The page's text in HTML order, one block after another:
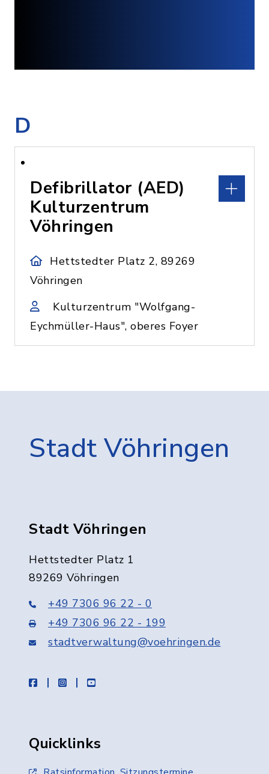
D
Defibrillator (AED)
Kulturzentrum
Vöhringen
Hettstedter Platz 2, 89269
Vöhringen
Kulturzentrum "Wolfgang-
Eychmüller-Haus", oberes Foyer
Stadt Vöhringen
Stadt Vöhringen
Hettstedter Platz 1
89269 Vöhringen
+49 7306 96 22 - 0
+49 7306 96 22 - 199
stadtverwaltung@voehringen.de
facebookinstagramyoutube
Quicklinks